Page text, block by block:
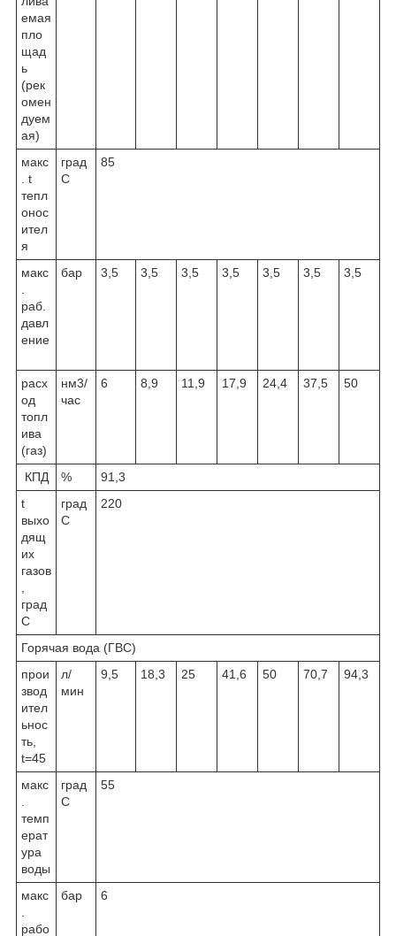
емая
пло
щад
ь
(рек
омен
дуем
ая)
макс
. t
тепл
онос
ител
я
град
С
85
макс
раб.
давл
ение
бар 3,5 3,5 3,5 3,5 3,5 3,5 3,5
расх
од
топл
ива
(газ)
нм3/
час
6 8,9 11,9 17,9 24,4 37,5 50
КПД %
91,3
t
выхо
дящ
их
газов
град
С
град
С
220
Горячая вода (ГВС)
прои
звод
ител
ьнос
ть,
t=45
л/
мин
9,5 18,3 25 41,6 50 70,7 94,3
макс
темп
ерат
ура
воды
град
С
55
макс
рабо
бар 6